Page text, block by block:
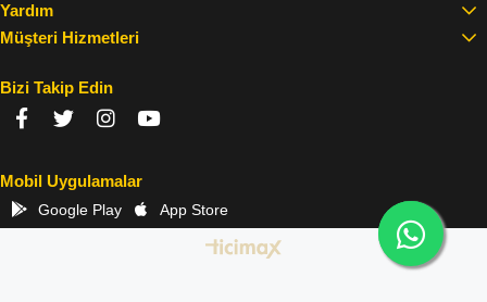
Yardım
Müşteri Hizmetleri
Bizi Takip Edin
Mobil Uygulamalar
Google Play App Store